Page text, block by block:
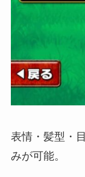
表情・髪型・
みが可能。